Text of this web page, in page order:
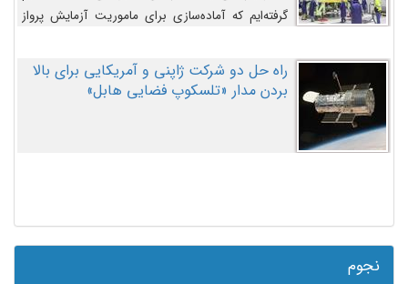
گرفته‌ایم که آماده‌سازی برای ماموریت آزمایش پرواز
اصلاح کنیم.
راه حل دو شرکت ژاپنی و آمریکایی برای بالا
بردن مدار «تلسکوپ فضایی هابل»
نجوم